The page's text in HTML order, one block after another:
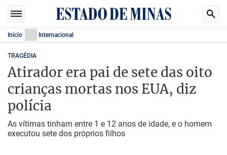
Início Internacional
TRAGÉDIA
Atirador era pai de sete das oito
crianças mortas nos EUA, diz
polícia
As vítimas tinham entre 1 e 12 anos de idade, e o homem
executou sete dos próprios filhos